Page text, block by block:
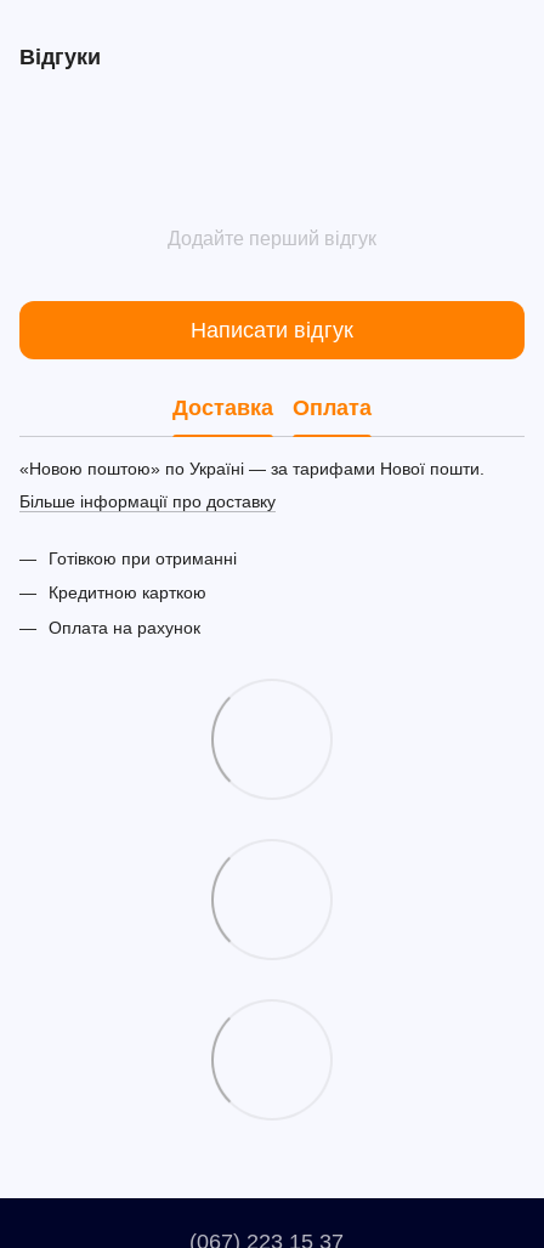
Відгуки
Додайте перший відгук
Написати відгук
Доставка Оплата
«Новою поштою» по Україні — за тарифами Нової пошти.
Більше інформації про доставку
Готівкою при отриманні
Кредитною карткою
Оплата на рахунок
(067) 223 15 37